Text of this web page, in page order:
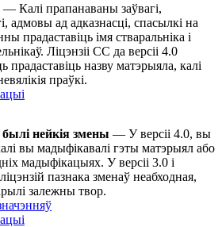
— Калі прапанаваны заўвагі,
адмовы ад адказнасці, спасылкі на
прадаставіць імя стваральніка і
Ліцэнзіі СС да версіі 4.0
прадаставіць назву матэрыяла, калі
праўкі.
нейкія змены — У версіі 4.0, вы
вы мадыфікавалі гэты матэрыял або
мадыфікацыях. У версіі 3.0 і
пазнака зменаў неабходная,
залежны твор.